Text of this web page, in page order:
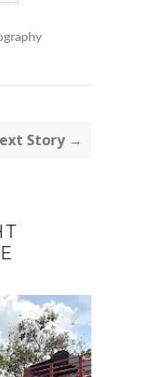
Story →